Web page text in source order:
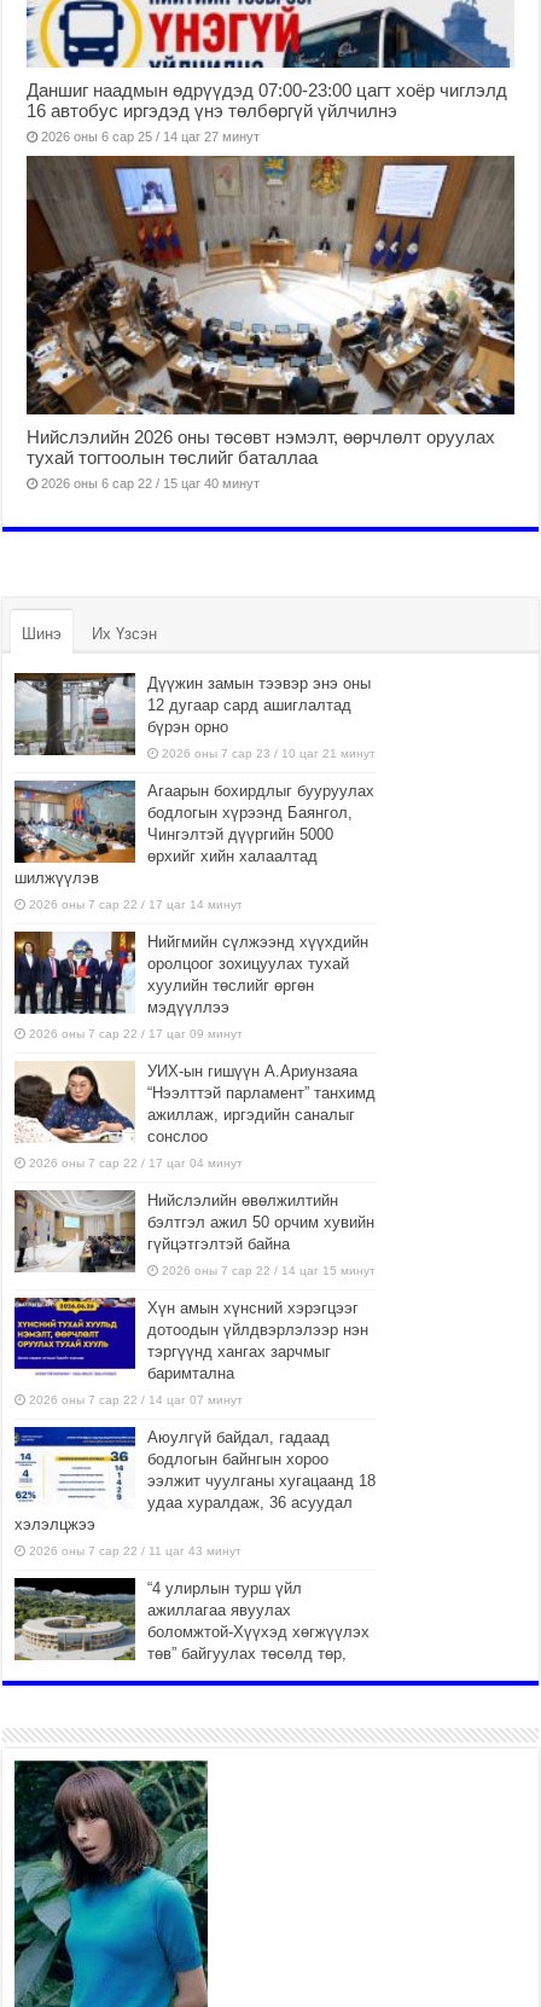
Даншиг наадмын өдрүүдэд 07:00-23:00 цагт хоёр чиглэлд
16 автобус иргэдэд үнэ төлбөргүй үйлчилнэ
2026 оны 6 сар 25 / 14 цаг 27 минут
Нийслэлийн 2026 оны төсөвт нэмэлт, өөрчлөлт оруулах
тухай тогтоолын төслийг баталлаа
2026 оны 6 сар 22 / 15 цаг 40 минут
Шинэ Их Үзсэн
Дүүжин замын тээвэр энэ оны
12 дугаар сард ашиглалтад
бүрэн орно
2026 оны 7 сар 23 / 10 цаг 21 минут
Агаарын бохирдлыг бууруулах
бодлогын хүрээнд Баянгол,
Чингэлтэй дүүргийн 5000
өрхийг хийн халаалтад
шилжүүлэв
2026 оны 7 сар 22 / 17 цаг 14 минут
Нийгмийн сүлжээнд хүүхдийн
оролцоог зохицуулах тухай
хуулийн төслийг өргөн
мэдүүллээ
2026 оны 7 сар 22 / 17 цаг 09 минут
УИХ-ын гишүүн А.Ариунзаяа
“Нээлттэй парламент” танхимд
ажиллаж, иргэдийн саналыг
сонслоо
2026 оны 7 сар 22 / 17 цаг 04 минут
Нийслэлийн өвөлжилтийн
бэлтгэл ажил 50 орчим хувийн
гүйцэтгэлтэй байна
2026 оны 7 сар 22 / 14 цаг 15 минут
Хүн амын хүнсний хэрэгцээг
дотоодын үйлдвэрлэлээр нэн
тэргүүнд хангах зарчмыг
баримтална
2026 оны 7 сар 22 / 14 цаг 07 минут
Аюулгүй байдал, гадаад
бодлогын байнгын хороо
ээлжит чуулганы хугацаанд 18
удаа хуралдаж, 36 асуудал
хэлэлцжээ
2026 оны 7 сар 22 / 11 цаг 43 минут
“4 улирлын турш үйл
ажиллагаа явуулах
боломжтой-Хүүхэд хөгжүүлэх
төв” байгуулах төсөлд төр,
Б.Пүрэвдагва: “Урт цагаан”-ыг
залуучууд чөлөөт цагаа
өнгөрүүлдэг, жуулчид зорьж
ирдэг цэг болгоно
2026 оны 7 сар 21 / 16 цаг 47 минут
Тусгай замын автобус /BRT/ төслийн удирдах
хорооны ээлжит хуралдаан боллоо
2026 оны 7 сар 21 / 16 цаг 43 минут
Ерөнхий сайд Н.Учрал БНХАУ-аас Монгол Улсад
суугаа Элчин сайд Шэнь Миньжюанийг хүлээн